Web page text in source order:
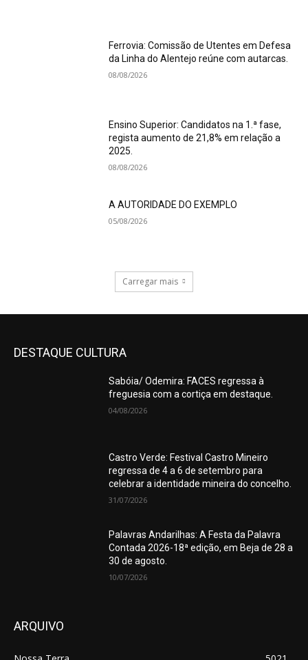
Ferrovia: Comissão de Utentes em Defesa
da Linha do Alentejo reúne com autarcas.
08/08/2026
Ensino Superior: Candidatos na 1.ª fase,
regista aumento de 21,8% em relação a
2025.
08/08/2026
A AUTORIDADE DO EXEMPLO
05/08/2026
Carregar mais
DESTAQUE CULTURA
Sabóia/ Odemira: FACES regressa à
freguesia com a cortiça em destaque.
04/08/2026
Castro Verde: Festival Castro Mineiro
regressa de 4 a 6 de setembro para
celebrar a identidade mineira do concelho.
31/07/2026
Palavras Andarilhas: A Festa da Palavra
Contada 2026-18ª edição, em Beja de 28 a
30 de agosto.
10/07/2026
ARQUIVO